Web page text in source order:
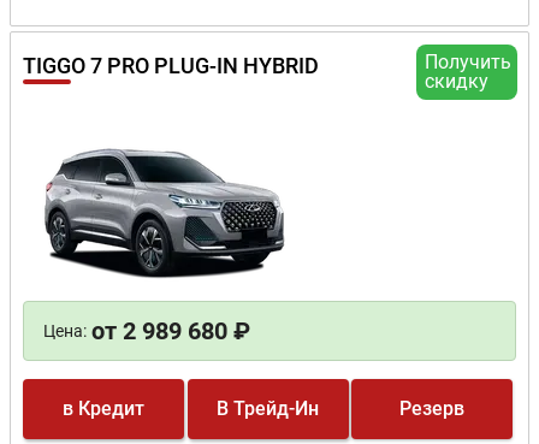
Получить
скидку
TIGGO 7 PRO PLUG-IN HYBRID
Цена: от 2 989 680 ₽
в Кредит В Трейд-Ин Резерв